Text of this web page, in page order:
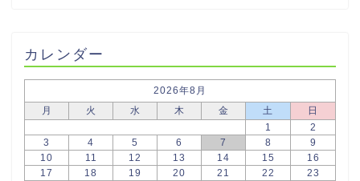
カレンダー
2026年8月
月
火 水 木 金 土
日
1
2
3
4 5 6 7 8
9
10
11 12 13 14 15
16
17
18 19 20 21 22
23